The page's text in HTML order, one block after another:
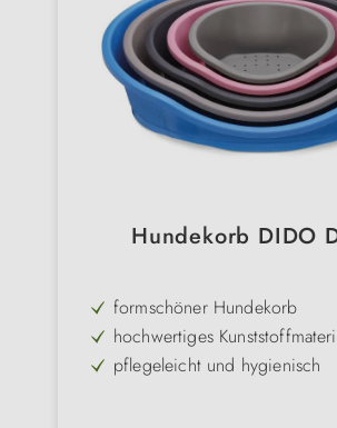
Hundekorb DIDO
formschöner Hundekorb
hochwertiges
pflegeleicht und hygienisch